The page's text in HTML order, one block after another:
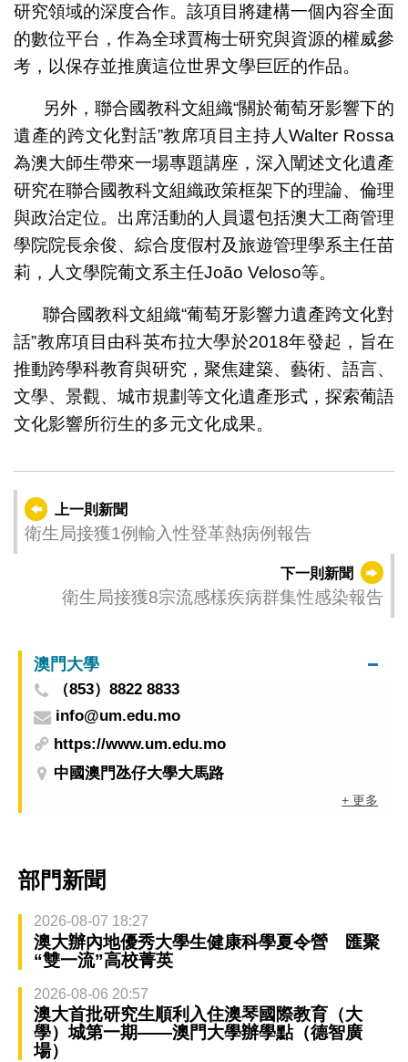
研究領域的深度合作。該項目將建構一個內容全面
的數位平台，作為全球賈梅士研究與資源的權威參
考，以保存並推廣這位世界文學巨匠的作品。
另外，聯合國教科文組織“關於葡萄牙影響下的
遺產的跨文化對話”教席項目主持人Walter Rossa
為澳大師生帶來一場專題講座，深入闡述文化遺產
研究在聯合國教科文組織政策框架下的理論、倫理
與政治定位。出席活動的人員還包括澳大工商管理
學院院長余俊、綜合度假村及旅遊管理學系主任苗
莉，人文學院葡文系主任João Veloso等。
聯合國教科文組織“葡萄牙影響力遺產跨文化對
話”教席項目由科英布拉大學於2018年發起，旨在
推動跨學科教育與研究，聚焦建築、藝術、語言、
文學、景觀、城市規劃等文化遺產形式，探索葡語
文化影響所衍生的多元文化成果。
上一則新聞
衛生局接獲1例輸入性登革熱病例報告
下一則新聞
衛生局接獲8宗流感樣疾病群集性感染報告
澳門大學
（853）8822 8833
info@um.edu.mo
https://www.um.edu.mo
中國澳門氹仔大學大馬路
+ 更多
部門新聞
2026-08-07 18:27
澳大辦內地優秀大學生健康科學夏令營 匯聚
“雙一流”高校菁英
2026-08-06 20:57
澳大首批研究生順利入住澳琴國際教育（大
學）城第一期——澳門大學辦學點（德智廣
場）